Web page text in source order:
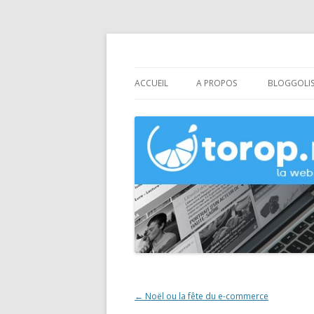
ACCUEIL A PROPOS
Navigation
← Noël ou la fête du e-commerce